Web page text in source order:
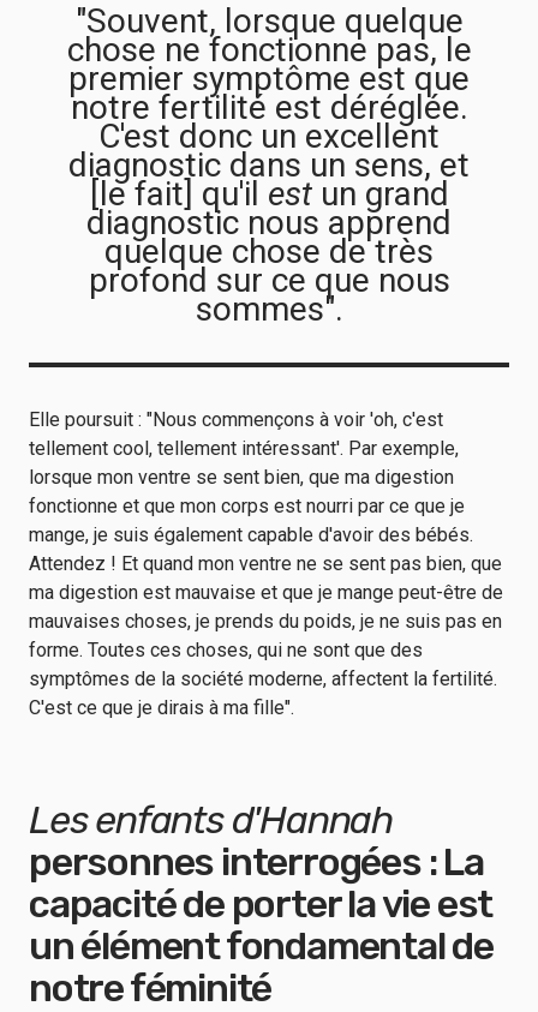
"Souvent, lorsque quelque
chose ne fonctionne pas, le
premier symptôme est que
notre fertilité est déréglée.
C'est donc un excellent
diagnostic dans un sens, et
[le fait] qu'il estun grand
diagnostic nous apprend
quelque chose de très
profond sur ce que nous
sommes".
Elle poursuit : "Nous commençons à voir 'oh, c'est
tellement cool, tellement intéressant'. Par exemple,
lorsque mon ventre se sent bien, que ma digestion
fonctionne et que mon corps est nourri par ce que je
mange, je suis également capable d'avoir des bébés.
Attendez ! Et quand mon ventre ne se sent pas bien, que
ma digestion est mauvaise et que je mange peut-être de
mauvaises choses, je prends du poids, je ne suis pas en
forme. Toutes ces choses, qui ne sont que des
symptômes de la société moderne, affectent la fertilité.
C'est ce que je dirais à ma fille".
Les enfants d'Hannah
personnes interrogées : La
capacité de porter la vie est
un élément fondamental de
notre féminité